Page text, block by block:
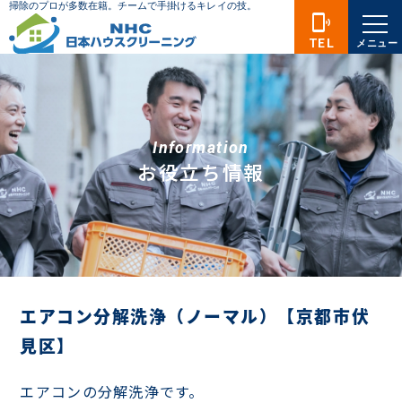
Information
お役立ち情報
エアコン分解洗浄（ノーマル）【京都市伏
見区】
エアコンの分解洗浄です。
phonelink_ring
TEL メニュー